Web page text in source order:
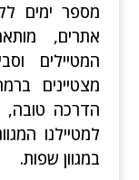
מספר ימים
אתרים,
המטיילים
מצטיינים
הדרכה טובה,
למטיילנו
במגוון שפות.